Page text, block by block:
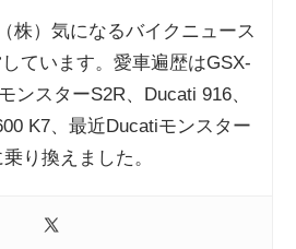
株）気になるバイクニュース
ています。愛車遍歴はGSX-
ンスターS2R、Ducati 916、
K7、最近Ducatiモンスター
り換えました。